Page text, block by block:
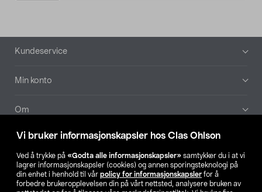
Vi bruker informasjonskapsler hos Clas Ohlson
Ved å trykke på «Godta alle informasjonskapsler» samtykker du i at vi
lagrer informasjonskapsler (cookies) og annen sporingsteknologi på
din enhet i henhold til vår policy for informasjonskapsler for å
forbedre brukeropplevelsen din på vårt nettsted, analysere bruken av
Bunntekst
Kundeservice
Min konto
Om
Aktuelt
Våre selskaper